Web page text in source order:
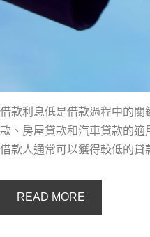
借款利息低是借款過程中的
款、房屋貸款和汽車貸款的
借款人通常可以獲得較低的
READ MORE